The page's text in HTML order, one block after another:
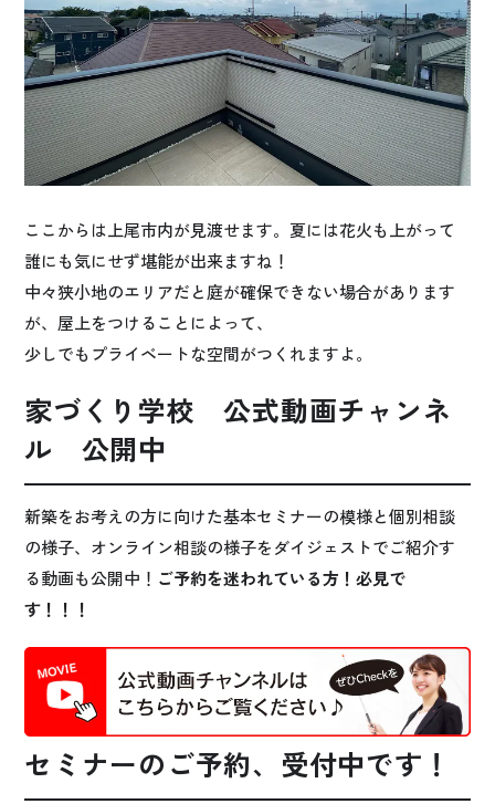
ここからは上尾市内が見渡せます。夏には花火も上がって
誰にも気にせず堪能が出来ますね！
中々狭小地のエリアだと庭が確保できない場合があります
が、屋上をつけることによって、
少しでもプライベートな空間がつくれますよ。
家づくり学校 公式動画チャンネ
ル 公開中
新築をお考えの方に向けた基本セミナーの模様と個別相談
の様子、オンライン相談の様子をダイジェストでご紹介す
る動画も公開中！ ご予約を迷われている方！必見で
す！！！
セミナーのご予約、受付中です！